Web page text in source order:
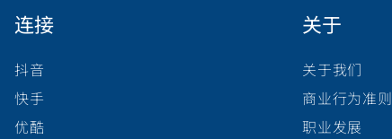
连接
抖音
快手
优酷
关于
关于我们
商业行为准则
职业发展